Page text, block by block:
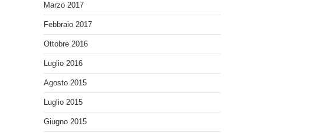
Marzo 2017
Febbraio 2017
Ottobre 2016
Luglio 2016
Agosto 2015
Luglio 2015
Giugno 2015